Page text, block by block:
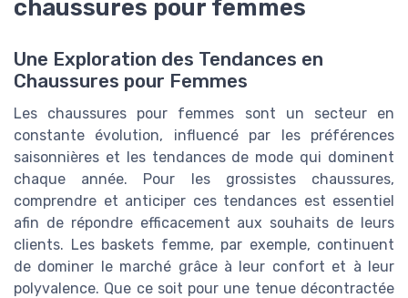
chaussures pour femmes
Une Exploration des Tendances en
Chaussures pour Femmes
Les chaussures pour femmes sont un secteur en
constante évolution, influencé par les préférences
saisonnières et les tendances de mode qui dominent
chaque année. Pour les grossistes chaussures,
comprendre et anticiper ces tendances est essentiel
afin de répondre efficacement aux souhaits de leurs
clients. Les baskets femme, par exemple, continuent
de dominer le marché grâce à leur confort et à leur
polyvalence. Que ce soit pour une tenue décontractée